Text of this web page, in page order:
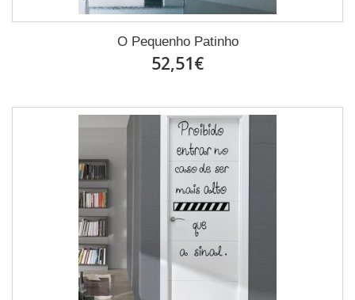
O Pequenho Patinho
52,51€